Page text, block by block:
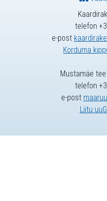
telefon
e-post
Korduma
Mustamäe
telefon
e-post
Liitu